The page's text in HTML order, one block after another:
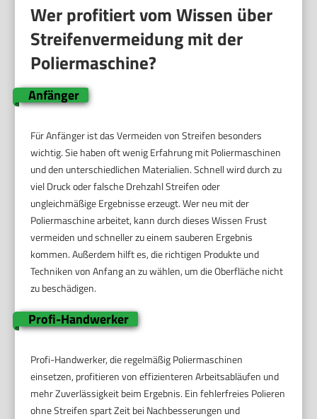
Wer profitiert vom Wissen über
Streifenvermeidung mit der
Poliermaschine?
Anfänger
Für Anfänger ist das Vermeiden von Streifen besonders
wichtig. Sie haben oft wenig Erfahrung mit Poliermaschinen
und den unterschiedlichen Materialien. Schnell wird durch zu
viel Druck oder falsche Drehzahl Streifen oder
ungleichmäßige Ergebnisse erzeugt. Wer neu mit der
Poliermaschine arbeitet, kann durch dieses Wissen Frust
vermeiden und schneller zu einem sauberen Ergebnis
kommen. Außerdem hilft es, die richtigen Produkte und
Techniken von Anfang an zu wählen, um die Oberfläche nicht
zu beschädigen.
Profi-Handwerker
Profi-Handwerker, die regelmäßig Poliermaschinen
einsetzen, profitieren von effizienteren Arbeitsabläufen und
mehr Zuverlässigkeit beim Ergebnis. Ein fehlerfreies Polieren
ohne Streifen spart Zeit bei Nachbesserungen und